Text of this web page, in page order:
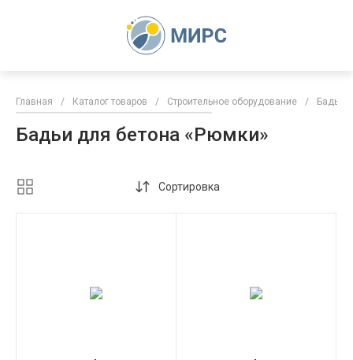
Главная / Каталог товаров / Строительное оборудование / Бадьи
Бадьи для бетона «Рюмки»
Сортировка